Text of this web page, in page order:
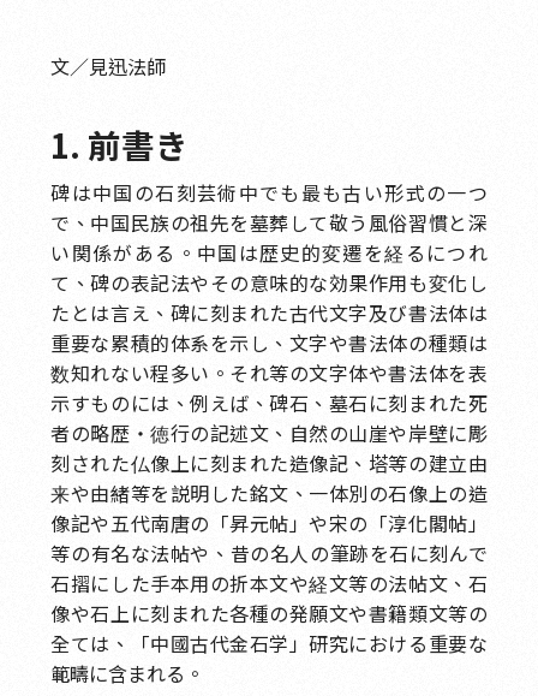
文／見迅法師
1. 前書き
碑は中国の石刻芸術中でも最も古い形式の一つ
で、中国民族の祖先を墓葬して敬う風俗習慣と深
い関係がある。中国は歴史的変遷を経るにつれ
て、碑の表記法やその意味的な効果作用も変化し
たとは言え、碑に刻まれた古代文字及び書法体は
重要な累積的体系を示し、文字や書法体の種類は
数知れない程多い。それ等の文字体や書法体を表
示すものには、例えば、碑石、墓石に刻まれた死
者の略歴・徳行の記述文、自然の山崖や岸壁に彫
刻された仏像上に刻まれた造像記、塔等の建立由
来や由緒等を説明した銘文、一体別の石像上の造
像記や五代南唐の「昇元帖」や宋の「淳化閣帖」
等の有名な法帖や、昔の名人の筆跡を石に刻んで
石摺にした手本用の折本文や経文等の法帖文、石
像や石上に刻まれた各種の発願文や書籍類文等の
全ては、「中國古代金石学」研究における重要な
範疇に含まれる。